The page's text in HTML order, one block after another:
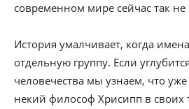
современном мире сейчас так не
История умалчивает, когда
отдельную группу. Если
человечества мы узнаем, что
некий философ Хрисипп в своих